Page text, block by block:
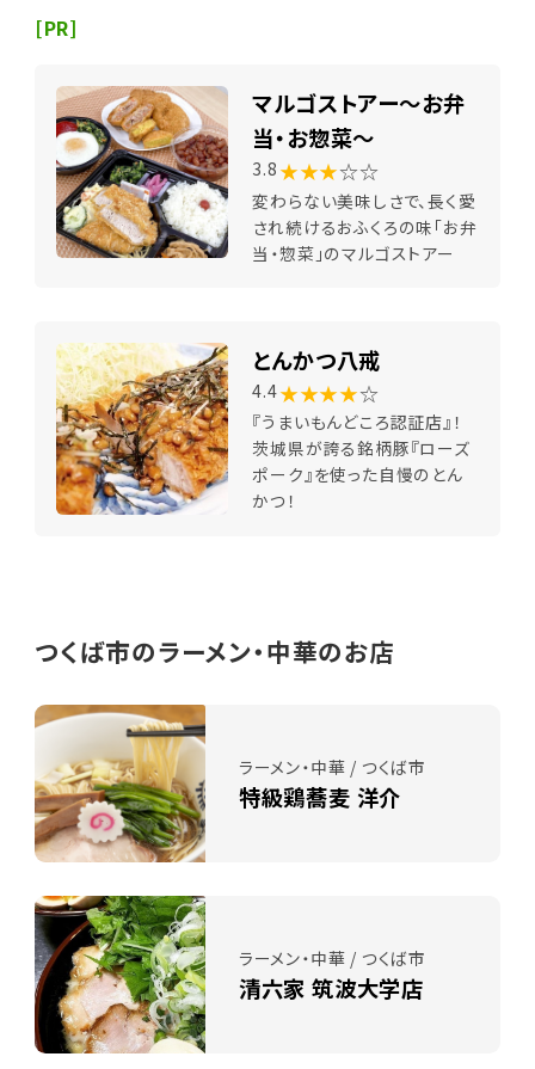
[PR]
マルゴストアー～お弁
当・お惣菜～
3.8 ★★★☆☆
変わらない美味しさで、長く愛
され続けるおふくろの味「お弁
当・惣菜」のマルゴストアー
とんかつ八戒
4.4★★★★☆
『うまいもんどころ認証店』！
茨城県が誇る銘柄豚『ローズ
ポーク』を使った自慢のとん
かつ！
つくば市のラーメン・中華のお店
ラーメン・中華 / つくば市
特級鶏蕎麦 洋介
ラーメン・中華 / つくば市
清六家 筑波大学店